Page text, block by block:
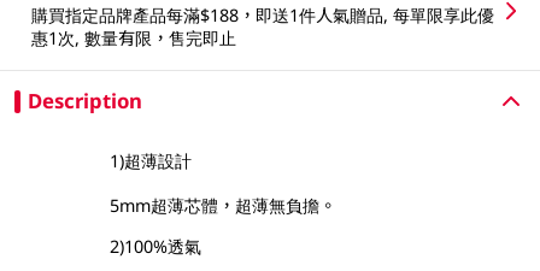
購買指定品牌產品每滿$188，即送1件人氣贈品, 每單限享此優
惠1次, 數量有限，售完即止
Description
1)超薄設計
5mm超薄芯體，超薄無負擔。
2)100%透氣